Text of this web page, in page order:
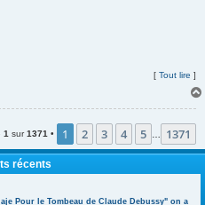
[ Tout lire ]
1 sur1371 • 1 2 3 4 5 1371
récents
Pour le Tombeau de Claude Debussy" on a